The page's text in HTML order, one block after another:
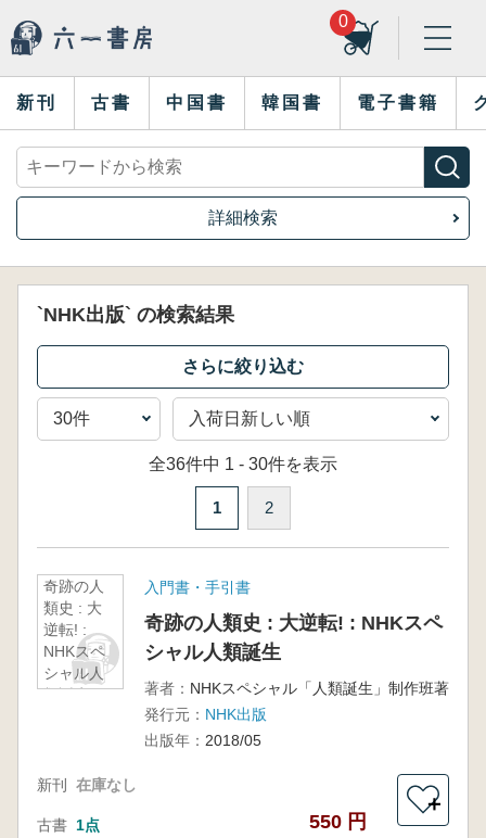
0
新刊 古書 中国書 韓国書 電子書籍
詳細検索
`NHK出版` の検索結果
全36件中 1 - 30件を表示
1 2
奇跡の人
類史 : 大
逆転! :
NHKスペ
シャル人
類誕生
入門書・手引書
奇跡の人類史 : 大逆転! : NHKスペ
シャル人類誕生
著者： NHKスペシャル「人類誕生」制作班著
発行元： NHK出版
出版年： 2018/05
新刊 在庫なし
古書 1点 550 円
＋